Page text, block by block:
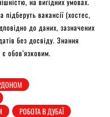
вакансії (хостес,
до даних, зазначених
без досвіду. Знання
обов’язковим.
РОБОТА В ДУБАЇ